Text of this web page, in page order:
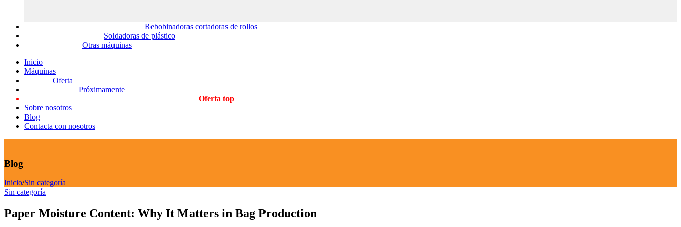
Rebobinadoras cortadoras de rollos
Soldadoras de plástico
Otras máquinas
Inicio
Máquinas
Oferta
Próximamente
Oferta top
Sobre nosotros
Blog
Contacta con nosotros
Blog
Inicio/Sin categoría
Sin categoría
Paper Moisture Content: Why It Matters in Bag Production